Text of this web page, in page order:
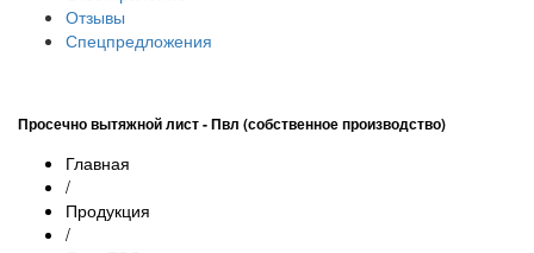
Отзывы
Спецпредложения
Просечно вытяжной лист - Пвл (собственное производство)
Главная
/
Продукция
/